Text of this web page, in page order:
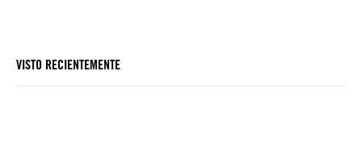
VISTO RECIENTEMENTE